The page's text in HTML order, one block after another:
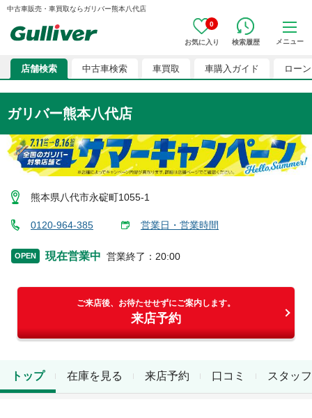
中古車販売・車買取ならガリバー熊本八代店
0
お気に入り 検索履歴 メニュー
店舗検索 中古車検索 車買取 車購入ガイド ローン
ガリバー熊本八代店
熊本県八代市永碇町1055-1
0120-964-385 営業日・営業時間
OPEN 現在営業中 営業終了 ： 20:00
ご来店後、お待たせせずにご案内します。
来店予約
トップ 在庫を見る 来店予約 口コミ スタッフ